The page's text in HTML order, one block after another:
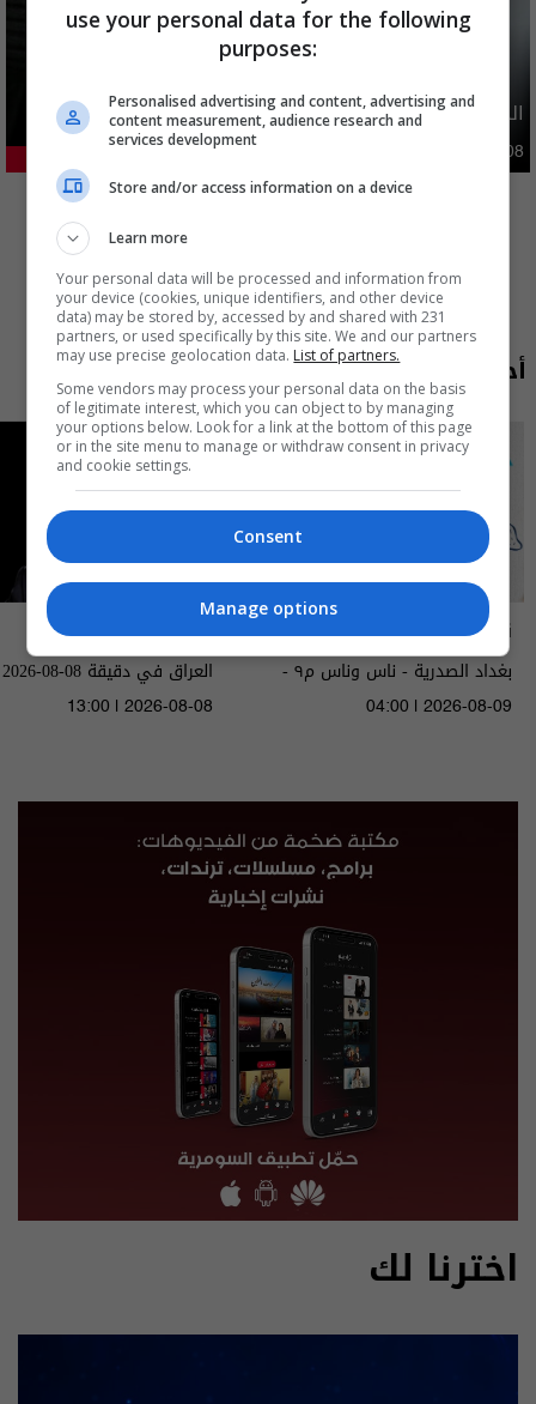
الدولار ينخفض اليوم.. الأسعار مقاربة لـ 150 الفا
04:08 | 2026-08-08
المزيد
أحدث الحلقات
ناس وناس
بغداد الصدرية - ناس وناس م٩ -
الحلقة ٩٦ | الموسم 9
04:00 | 2026-08-09
العراق في دقيقة
العراق في دقيقة 08-08-2026 | 2026
13:00 | 2026-08-08
اخترنا لك
use your personal data for the following
purposes:
Personalised advertising and content, advertising and
content measurement, audience research and
services development
Store and/or access information on a device
Learn more
Your personal data will be processed and information from
your device (cookies, unique identifiers, and other device
data) may be stored by, accessed by and shared with 231
partners, or used specifically by this site. We and our partners
may use precise geolocation data. List of partners.
Some vendors may process your personal data on the basis
of legitimate interest, which you can object to by managing
your options below. Look for a link at the bottom of this page
or in the site menu to manage or withdraw consent in privacy
and cookie settings.
Consent
Manage options